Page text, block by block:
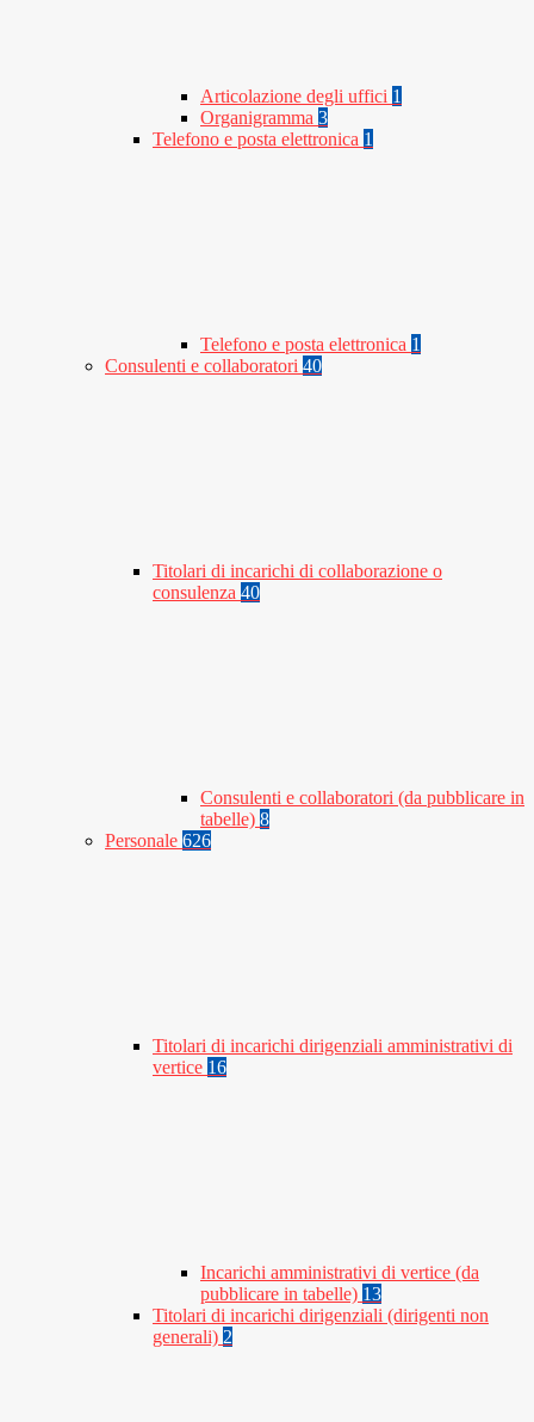
Articolazione degli uffici 1
Organigramma 3
Telefono e posta elettronica 1
Telefono e posta elettronica 1
Consulenti e collaboratori 40
Titolari di incarichi di collaborazione o
consulenza 40
Consulenti e collaboratori (da pubblicare in
tabelle) 8
Personale 626
Titolari di incarichi dirigenziali amministrativi di
vertice 16
Incarichi amministrativi di vertice (da
pubblicare in tabelle) 13
Titolari di incarichi dirigenziali (dirigenti non
generali) 2